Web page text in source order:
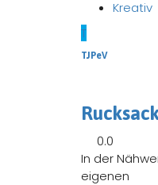
Kreativ
T
TJPeV
0.0
In der
eigenen